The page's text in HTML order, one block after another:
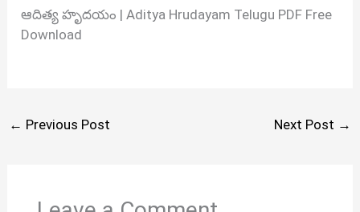
ఆదిత్య హృదయం | Aditya Hrudayam Telugu PDF Free
Download
← Previous Post Next Post →